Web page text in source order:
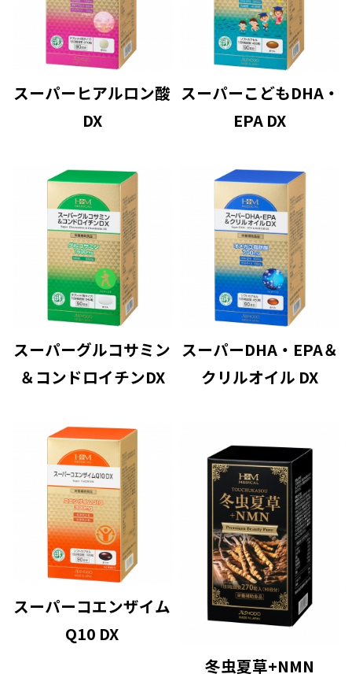
スーパーヒアルロン酸
DX
スーパーこどもDHA・
EPA DX
スーパーグルコサミン
＆コンドロイチンDX
スーパーDHA・EPA＆
クリルオイル DX
スーパーコエンザイム
Q10 DX
冬虫夏草+NMN